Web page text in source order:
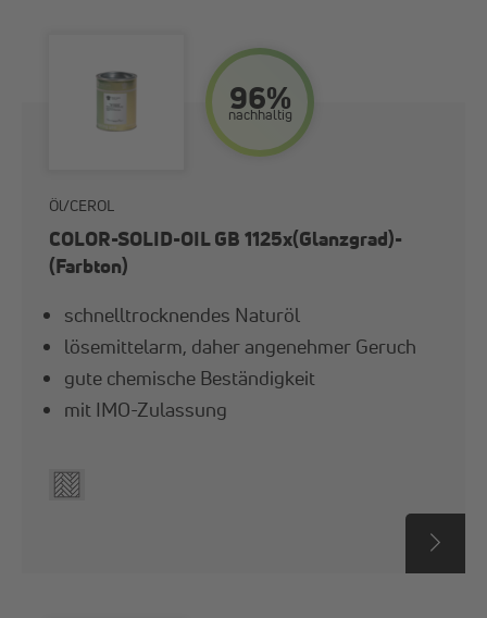
96%
nach­haltig
Öl/CEROL
COLOR-SOLID-OIL GB 1125x(Glanzgrad)-
(Farbton)
schnelltrocknendes Naturöl
lösemittelarm, daher angenehmer Geruch
gute chemische Beständigkeit
mit IMO-Zulassung